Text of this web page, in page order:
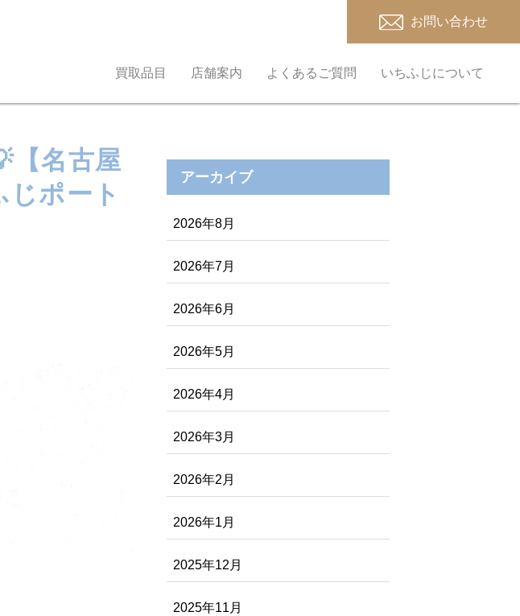
お問い合わせ
買取品目 店舗案内 よくあるご質問 いちふじについて
【名古屋
ポート
アーカイブ
2026年8月
2026年7月
2026年6月
2026年5月
2026年4月
2026年3月
2026年2月
2026年1月
2025年12月
2025年11月